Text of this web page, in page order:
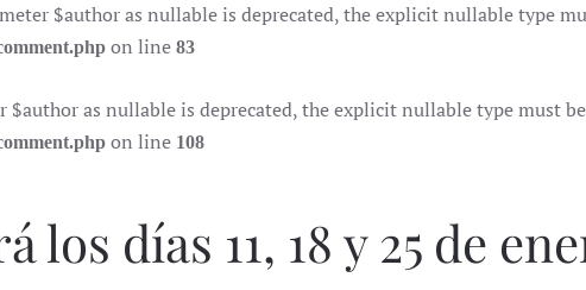
$author as nullable is deprecated, the explicit nullable type
on line 83
as nullable is deprecated, the explicit nullable type must
on line 108
días 11, 18 y 25 de